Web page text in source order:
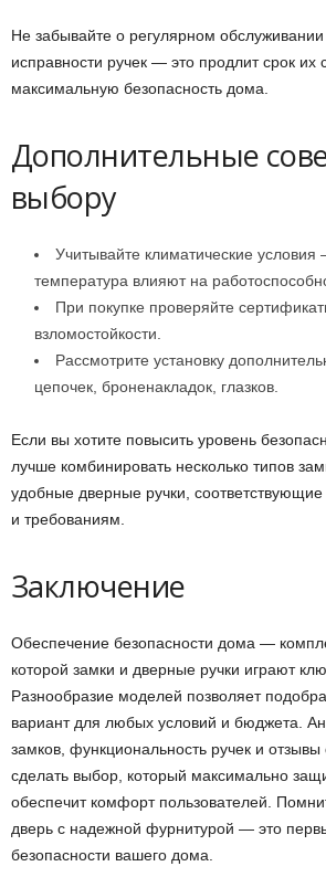
Не забывайте о регулярном
исправности ручек — это продлит срок их
максимальную безопасность дома.
Дополнительные
выбору
Учитывайте климатические условия
температура влияют на
При покупке проверяйте
взломостойкости.
Рассмотрите установку
цепочек, броненакладок, глазков.
Если вы хотите повысить уровень
лучше комбинировать несколько типов
удобные дверные ручки,
и требованиям.
Заключение
Обеспечение безопасности дома —
которой замки и дверные ручки играют
Разнообразие моделей позволяет
вариант для любых условий и бюджета.
замков, функциональность ручек и
сделать выбор, который максимально
обеспечит комфорт пользователей.
дверь с надежной фурнитурой — это
безопасности вашего дома.